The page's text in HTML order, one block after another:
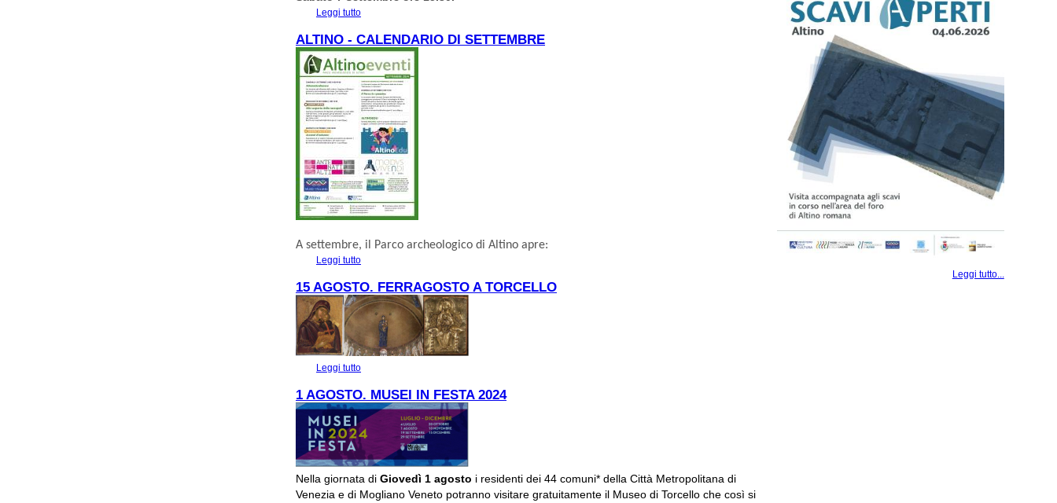
Leggi tutto
ALTINO - CALENDARIO DI SETTEMBRE
A settembre, il Parco archeologico di Altino apre:
Leggi tutto
15 AGOSTO. FERRAGOSTO A TORCELLO
Leggi tutto
1 AGOSTO. MUSEI IN FESTA 2024
Nella giornata diGiovedì 1 agosto i residenti dei 44 comuni* della Città Metropolitana di
Venezia e di Mogliano Veneto potranno visitare gratuitamente il Museo di Torcello che così si
Leggi tutto...